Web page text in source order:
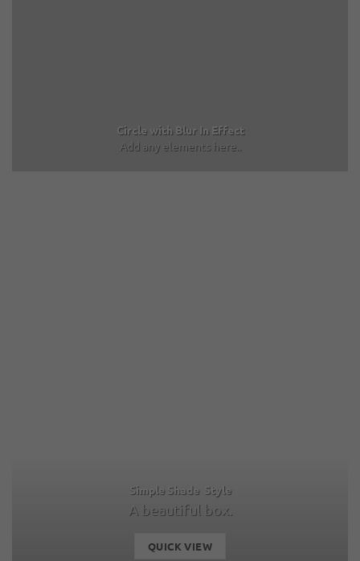
Circle with Blur In Effect
Add any elements here..
Simple Shade Style
A beautiful box.
QUICK VIEW